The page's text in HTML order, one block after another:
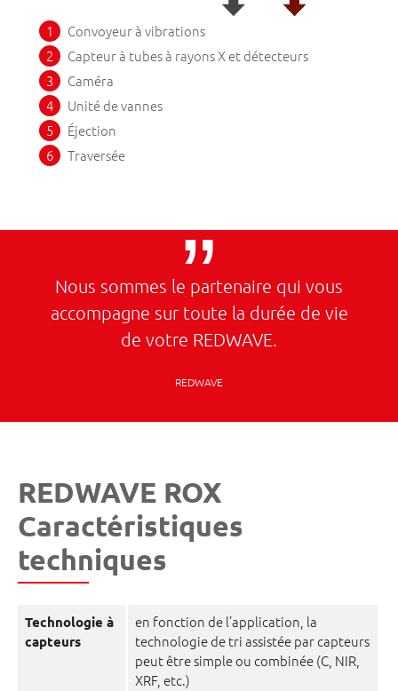
Convoyeur à vibrations
Capteur à tubes à rayons X et détecteurs
Caméra
Unité de vannes
Éjection
Traversée
Nous sommes le partenaire qui vous
accompagne sur toute la durée de vie
de votre REDWAVE.
REDWAVE
REDWAVE ROX
Caractéristiques
techniques
Technologie à
capteurs
en fonction de l’application, la
technologie de tri assistée par capteurs
peut être simple ou combinée (C, NIR,
XRF, etc.)